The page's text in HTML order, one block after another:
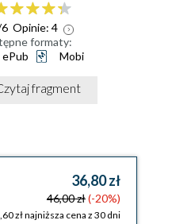
6 Opinie: 4
formaty:
Mobi
fragment
36,80 zł
46,00 zł(-20%)
zł najniższa cena z 30 dni